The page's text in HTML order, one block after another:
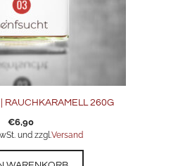
RAUCHKARAMELL 260G
€6,90
und zzgl.Versand